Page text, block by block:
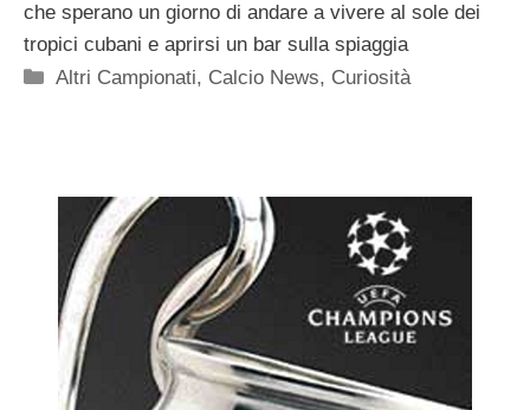
che sperano un giorno di andare a vivere al sole dei
tropici cubani e aprirsi un bar sulla spiaggia
Categorie
Altri Campionati, Calcio News, Curiosità